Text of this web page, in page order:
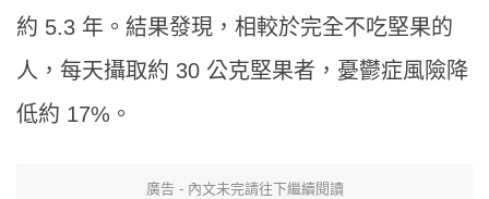
約 5.3 年。結果發現，相較於完全不吃堅果的
人，每天攝取約 30 公克堅果者，憂鬱症風險降
低約 17%。
廣告 - 內文未完請往下繼續閱讀